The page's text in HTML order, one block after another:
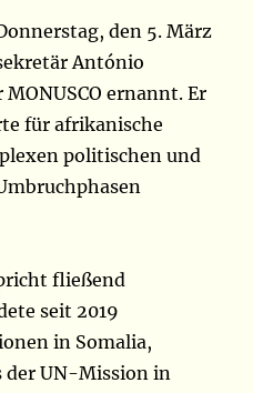
den 5. März
António
ernannt. Er
für afrikanische
politischen und
fließend
seit 2019
in Somalia,
der UN-Mission in